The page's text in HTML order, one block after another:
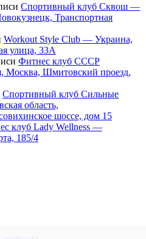
Спортивный клуб Сквош —
Транспортная
Workout Style Club — Украина,
улица, 33А
Фитнес клуб СССР
Шмитовский проезд,
Спортивный клуб Сильные
область,
шоссе, дом 15
клуб Lady Wellness —
185/4